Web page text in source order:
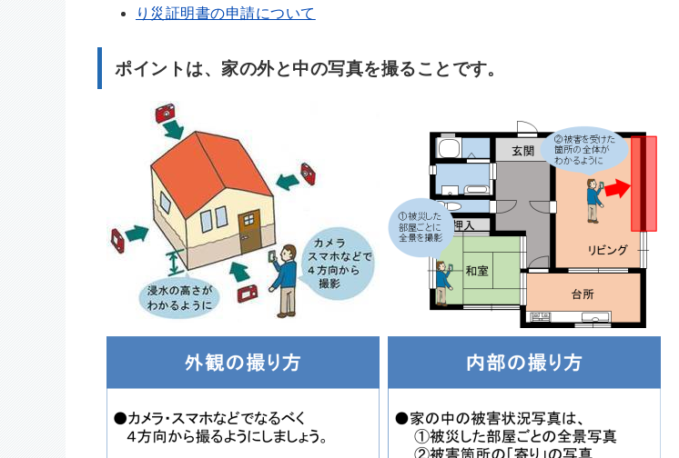
り災証明書の申請について
ポイントは、家の外と中の写真を撮ることです。